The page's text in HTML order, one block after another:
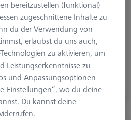
Taster zum Scannen
und harten
bereitzustellen (funktional)
zugeschnittene Inhalte zu
du der Verwendung von
erlaubst du uns auch,
zu aktivieren, um
Leistungserkenntnisse zu
und Anpassungsoptionen
Einstellungen“, wo du deine
Du kannst deine